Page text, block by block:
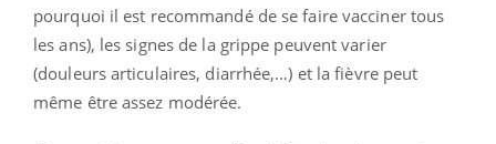
pourquoi il est recommandé de se faire vacciner tous
les ans), les signes de la grippe peuvent varier
(douleurs articulaires, diarrhée,…) et la fièvre peut
même être assez modérée.